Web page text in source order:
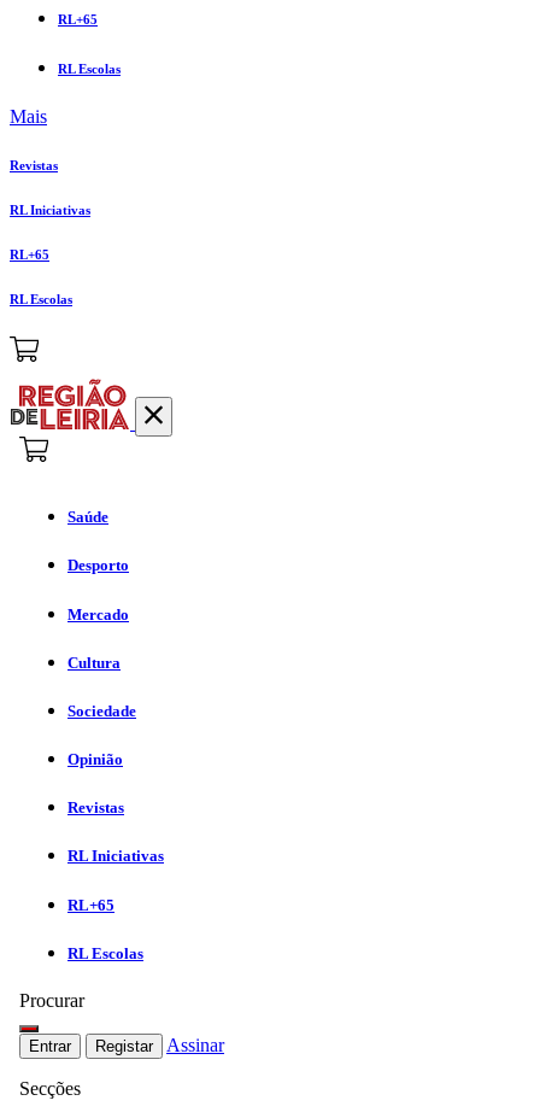
RL+65
RL Escolas
Mais
Revistas
RL Iniciativas
RL+65
RL Escolas
Saúde
Desporto
Mercado
Cultura
Sociedade
Opinião
Revistas
RL Iniciativas
RL+65
RL Escolas
Procurar
Entrar Registar Assinar
Secções